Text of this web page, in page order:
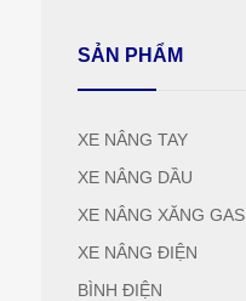
SẢN PHẨM
XE NÂNG TAY
XE NÂNG DẦU
XE NÂNG XĂNG GAS
XE NÂNG ĐIỆN
BÌNH ĐIỆN